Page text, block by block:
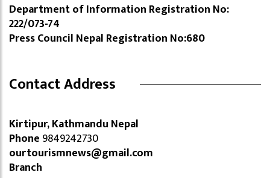
Department of Information Registration No:
222/073-74
Press Council Nepal Registration No:680
Contact Address
Kirtipur, Kathmandu Nepal
Phone 9849242730
ourtourismnews@gmail.com
Branch